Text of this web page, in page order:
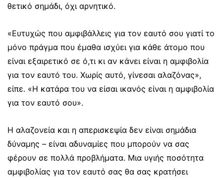
θετικό σημάδι, όχι αρνητικό.
«Ευτυχώς που αμφιβάλλεις για τον εαυτό σου γιατί το
μόνο πράγμα που έμαθα ισχύει για κάθε άτομο που
είναι εξαιρετικό σε ό,τι κι αν κάνει είναι η αμφιβολία
για τον εαυτό του. Χωρίς αυτό, γίνεσαι αλαζόνας»,
είπε. «Η κατάρα του να είσαι ικανός είναι η αμφιβολία
για τον εαυτό σου».
Η αλαζονεία και η απερισκεψία δεν είναι σημάδια
δύναμης – είναι αδυναμίες που μπορούν να σας
φέρουν σε πολλά προβλήματα. Μια υγιής ποσότητα
αμφιβολίας για τον εαυτό σας θα σας κρατήσει